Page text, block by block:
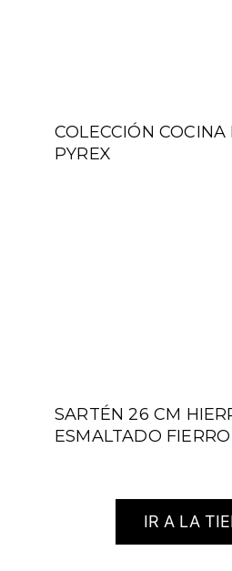
COLECCIÓN
PYREX
SARTÉN 26 CM
ESMALTADO
IR A LA